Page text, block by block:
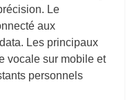
Le
aux
Les principaux
vocale sur mobile et
personnels